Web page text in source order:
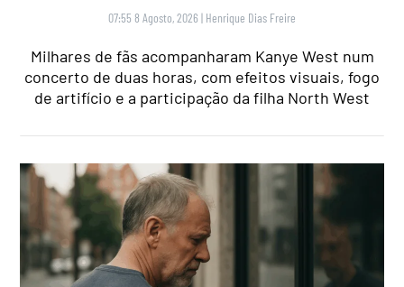
07:55 8 Agosto, 2026 | Henrique Dias Freire
Milhares de fãs acompanharam Kanye West num
concerto de duas horas, com efeitos visuais, fogo
de artifício e a participação da filha North West